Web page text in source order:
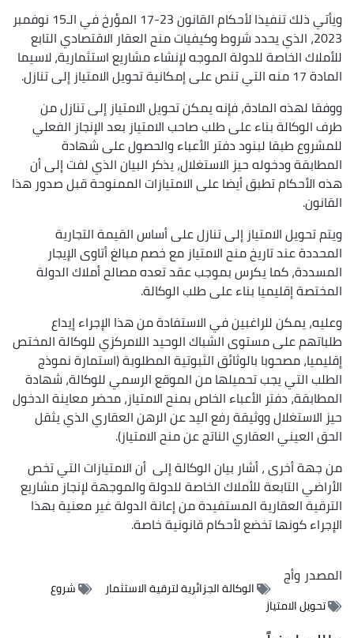
ويأتي ذلك تنفيذا لأحكام القانون 23-17 المؤرخ في الـ15 نوفمبر
2023، الذي يحدد شروط وكيفيات منح العقار الاقتصادي التابع
للأملاك الخاصة للدولة الموجه لإنشاء مشاريع استثمارية، لاسيما
المادة 17 منه التي تنص على إمكانية تحويل الامتياز إلى تنازل.
ووفقا لهذه المادة، فإنه يمكن تحويل الامتياز إلى تنازل من
طرف الوكالة بناء على طلب صاحب الامتياز بعد الإنجاز الفعلي
للمشروع طبقا لبنود دفتر الأعباء والحصول على شهادة
المطابقة ودخوله حيز الاستغلال، يذكر البيان الذي لفت إلى أن
هذه الأحكام تطبق أيضا على الامتيازات الممنوحة قبل صدور هذا
القانون.
ويتم تحويل الامتياز إلى تنازل على أساس القيمة التجارية
المحددة عند تاريخ منح الامتياز مع خصم مبالغ أتاوى الإيجار
المسددة، كما يكرس بموجب عقد تعده مصالح أملاك الدولة
المختصة إقليميا بناء على طلب الوكالة.
وعليه، يمكن للراغبين في الاستفادة من هذا الإجراء إيداع
طلباتهم على مستوى الشباك الوحيد اللامركزي للوكالة المختص
إقليميا، مصحوبا بالوثائق الثبوتية المطلوبة (استمارة نموذج
الطلب التي يجب تحميلها من الموقع الرسمي للوكالة، شهادة
المطابقة، دفتر الأعباء الخاص بمنح الامتياز، محضر معاينة الدخول
حيز الاستغلال ووثيقة رفع اليد عن الرهن العقاري الذي يثقل
الحق العيني العقاري الناتج عن منح الامتياز).
من جهة أخرى ، أشار بيان الوكالة إلى أن الامتيازات التي تخص
الأراضي التابعة للأملاك الخاصة للدولة والموجهة لإنجاز مشاريع
الترقية العقارية المستفيدة من إعانة الدولة غير معنية بهذا
الإجراء كونها تخضع لأحكام قانونية خاصة.
المصدروأج
الوكالة الجزائرية لترقية الاستثمار
شروع
تحويل الامتياز